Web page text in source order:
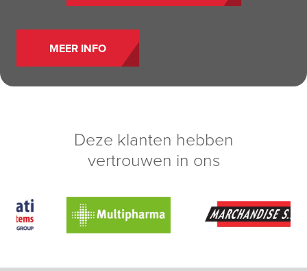
MEER INFO
Deze klanten hebben
vertrouwen in ons